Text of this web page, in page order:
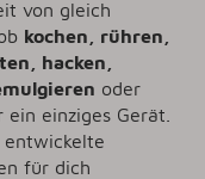
von gleich
kochen, rühren,
hacken,
oder
einziges Gerät.
entwickelte
für dich